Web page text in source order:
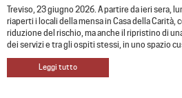
Treviso, 23 giugno 2026. A partire da ieri sera,
riaperti i locali della mensa in Casa della
riduzione del rischio, ma anche il ripristino di
dei servizi e tra gli ospiti stessi, in uno spazio
Leggi tutto